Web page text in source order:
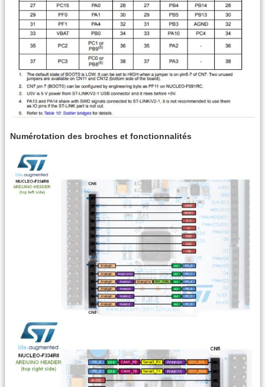
Numérotation des broches et fonctionnalités